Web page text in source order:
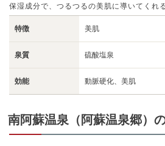
保湿成分で、つるつるの美肌に導いてくれる
特徴 美肌
泉質 硫酸塩泉
効能 動脈硬化、美肌
南阿蘇温泉（阿蘇温泉郷）